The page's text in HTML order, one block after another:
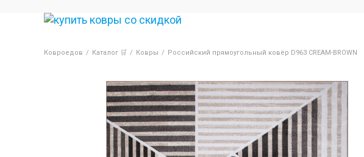
Ковроедов / Каталог 🛒 / Ковры / Российский прямоугольный ковёр D963 CREAM-BROWN